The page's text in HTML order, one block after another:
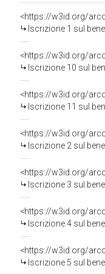
<https://w3id.org/
Iscrizione 1 sul
<https://w3id.org/
Iscrizione 10 sul
<https://w3id.org/
Iscrizione 11 sul
<https://w3id.org/
Iscrizione 2 sul
<https://w3id.org/
Iscrizione 3 sul
<https://w3id.org/
Iscrizione 4 sul
<https://w3id.org/
Iscrizione 5 sul